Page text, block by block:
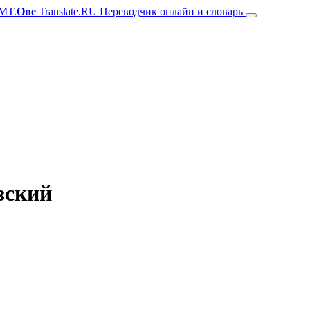
One Translate.RU Переводчик онлайн и словарь